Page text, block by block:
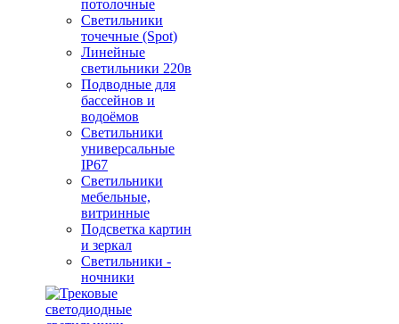
потолочные
Светильники
точечные (Spot)
Линейные
светильники 220в
Подводные для
бассейнов и
водоёмов
Светильники
универсальные
IP67
Светильники
мебельные,
витринные
Подсветка картин
и зеркал
Светильники -
ночники